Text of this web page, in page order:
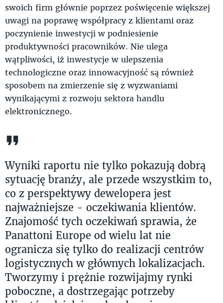
swoich firm głównie poprzez poświęcenie większej
uwagi na poprawę współpracy z klientami oraz
poczynienie inwestycji w podniesienie
produktywności pracowników. Nie ulega
wątpliwości, iż inwestycje w ulepszenia
technologiczne oraz innowacyjność są również
sposobem na zmierzenie się z wyzwaniami
wynikającymi z rozwoju sektora handlu
elektronicznego.
Wyniki raportu nie tylko pokazują dobrą
sytuację branży, ale przede wszystkim to,
co z perspektywy dewelopera jest
najważniejsze - oczekiwania klientów.
Znajomość tych oczekiwań sprawia, że
Panattoni Europe od wielu lat nie
ogranicza się tylko do realizacji centrów
logistycznych w głównych lokalizacjach.
Tworzymy i prężnie rozwijajmy rynki
poboczne, a dostrzegając potrzeby